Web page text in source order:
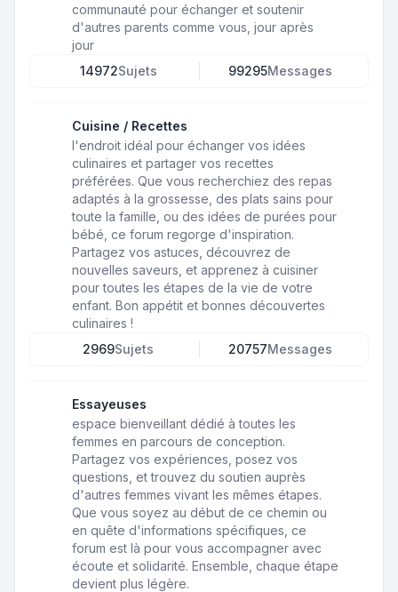
communauté pour échanger et soutenir
d'autres parents comme vous, jour après
jour
14972Sujets 99295Messages
Cuisine / Recettes
l'endroit idéal pour échanger vos idées
culinaires et partager vos recettes
préférées. Que vous recherchiez des repas
adaptés à la grossesse, des plats sains pour
toute la famille, ou des idées de purées pour
bébé, ce forum regorge d'inspiration.
Partagez vos astuces, découvrez de
nouvelles saveurs, et apprenez à cuisiner
pour toutes les étapes de la vie de votre
enfant. Bon appétit et bonnes découvertes
culinaires !
2969Sujets 20757Messages
Essayeuses
espace bienveillant dédié à toutes les
femmes en parcours de conception.
Partagez vos expériences, posez vos
questions, et trouvez du soutien auprès
d'autres femmes vivant les mêmes étapes.
Que vous soyez au début de ce chemin ou
en quête d'informations spécifiques, ce
forum est là pour vous accompagner avec
écoute et solidarité. Ensemble, chaque étape
devient plus légère.